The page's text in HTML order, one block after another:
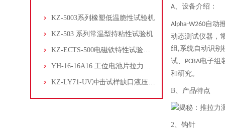
KZ-5003系列橡塑低温脆性试验机
KZ-503 系列常温型持粘性试验机
KZ-ECTS-500电磁铁特性试验系统
YH-16-16A16 工位电池片拉力试验机
KZ-LY71-UV冲击试样缺口液压拉床
A、设备介绍：
Alpha-W260自动
动态测试仪器，
组,系统自动识别
试、 PCBA电子组
和研究。
B、产品特点
2、钩针